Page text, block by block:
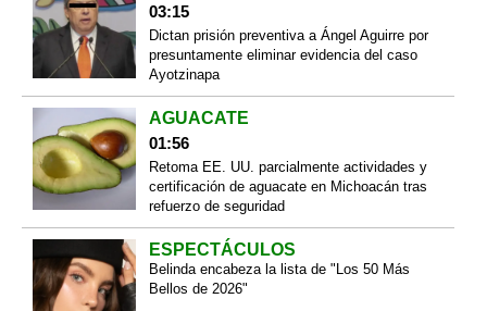
03:15
Dictan prisión preventiva a Ángel Aguirre por
presuntamente eliminar evidencia del caso
Ayotzinapa
AGUACATE
01:56
Retoma EE. UU. parcialmente actividades y
certificación de aguacate en Michoacán tras
refuerzo de seguridad
ESPECTÁCULOS
Belinda encabeza la lista de "Los 50 Más
Bellos de 2026"